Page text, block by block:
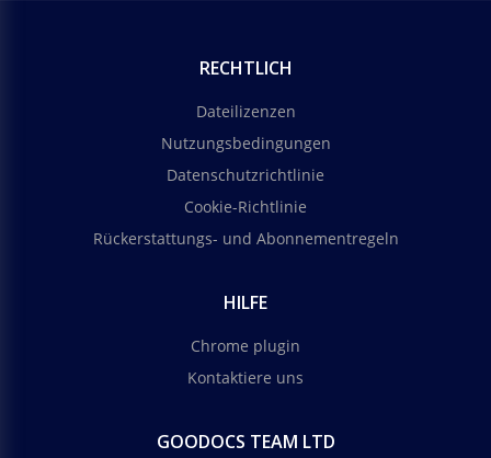
RECHTLICH
Dateilizenzen
Nutzungsbedingungen
Datenschutzrichtlinie
Cookie-Richtlinie
Rückerstattungs- und Abonnementregeln
HILFE
Chrome plugin
Kontaktiere uns
GOODOCS TEAM LTD